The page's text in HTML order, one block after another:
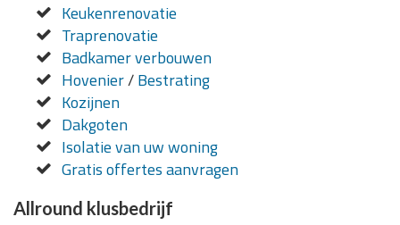
Keukenrenovatie
Traprenovatie
Badkamer verbouwen
Hovenier/Bestrating
Kozijnen
Dakgoten
Isolatie van uw woning
Gratis offertes aanvragen
Allround klusbedrijf